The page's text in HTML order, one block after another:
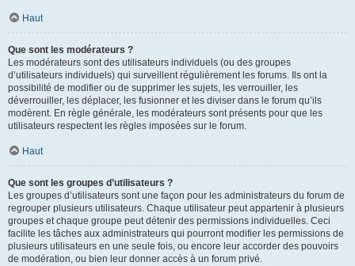
Haut
Que sont les modérateurs ?
Les modérateurs sont des utilisateurs individuels (ou des groupes
d’utilisateurs individuels) qui surveillent régulièrement les forums. Ils ont la
possibilité de modifier ou de supprimer les sujets, les verrouiller, les
déverrouiller, les déplacer, les fusionner et les diviser dans le forum qu’ils
modèrent. En règle générale, les modérateurs sont présents pour que les
utilisateurs respectent les règles imposées sur le forum.
Haut
Que sont les groupes d’utilisateurs ?
Les groupes d’utilisateurs sont une façon pour les administrateurs du forum de
regrouper plusieurs utilisateurs. Chaque utilisateur peut appartenir à plusieurs
groupes et chaque groupe peut détenir des permissions individuelles. Ceci
facilite les tâches aux administrateurs qui pourront modifier les permissions de
plusieurs utilisateurs en une seule fois, ou encore leur accorder des pouvoirs
de modération, ou bien leur donner accès à un forum privé.